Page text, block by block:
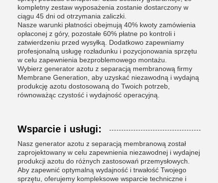
kompletny zestaw wyposażenia zostanie dostarczony w
ciągu 45 dni od otrzymania zaliczki.
Nasze warunki płatności obejmują 40% kwoty zamówienia
opłaconej z góry, pozostałe 60% płatne po kontroli i
zatwierdzeniu przed wysyłką. Dodatkowo zapewniamy
profesjonalną usługę rozładunku i pozycjonowania sprzętu
w celu zapewnienia bezproblemowego montażu.
Wybierz generator azotu z separacją membranową firmy
Membrane Generation, aby uzyskać niezawodną i wydajną
produkcję azotu dostosowaną do Twoich potrzeb,
równoważąc czystość i wydajność operacyjną.
Wsparcie i usługi:
Nasz generator azotu z separacją membranową został
zaprojektowany w celu zapewnienia niezawodnej i wydajnej
produkcji azotu do różnych zastosowań przemysłowych.
Aby zapewnić optymalną wydajność i trwałość Twojego
sprzętu, oferujemy kompleksowe wsparcie techniczne i